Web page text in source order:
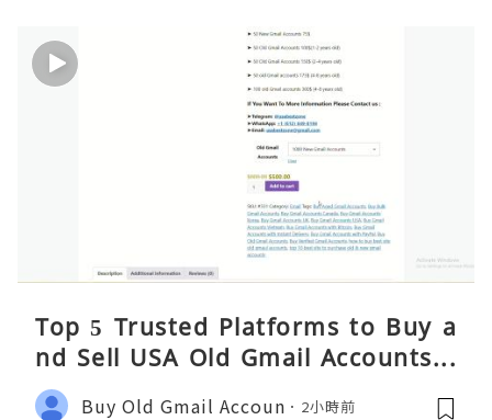
Top 5 Trusted Platforms to Buy a
nd Sell USA Old Gmail Accounts S
afely 2026
Buy Old Gmail Accoun 2小時前